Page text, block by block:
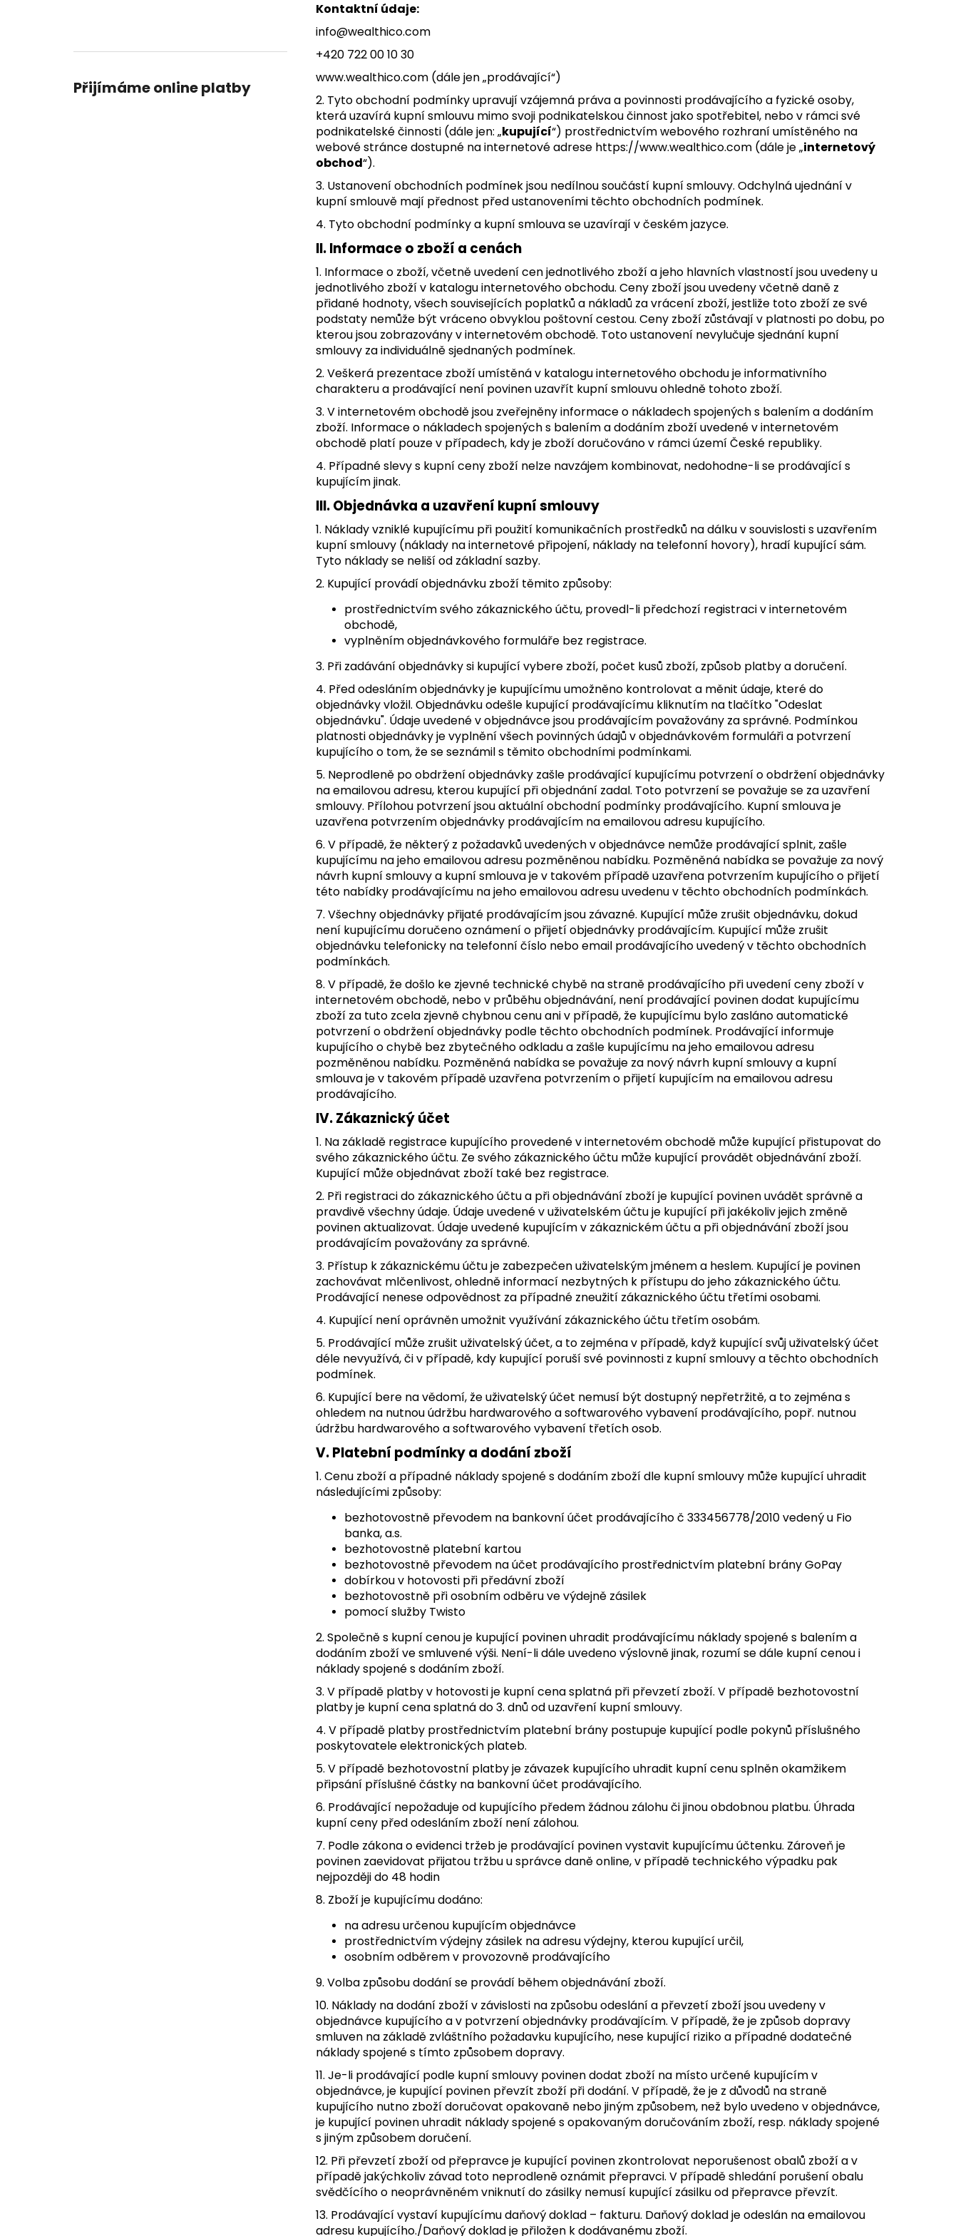
Přijímáme online platby
Kontaktní údaje:
info@wealthico.com
+420 722 00 10 30
www.wealthico.com (dále jen „prodávající“)
2. Tyto obchodní podmínky upravují vzájemná práva a povinnosti prodávajícího a fyzické osoby,
která uzavírá kupní smlouvu mimo svoji podnikatelskou činnost jako spotřebitel, nebo v rámci své
podnikatelské činnosti (dále jen: „kupující“) prostřednictvím webového rozhraní umístěného na
webové stránce dostupné na internetové adrese https://www.wealthico.com (dále je „internetový
obchod“).
3. Ustanovení obchodních podmínek jsou nedílnou součástí kupní smlouvy. Odchylná ujednání v
kupní smlouvě mají přednost před ustanoveními těchto obchodních podmínek.
4. Tyto obchodní podmínky a kupní smlouva se uzavírají v českém jazyce.
II. Informace o zboží a cenách
1. Informace o zboží, včetně uvedení cen jednotlivého zboží a jeho hlavních vlastností jsou uvedeny u
jednotlivého zboží v katalogu internetového obchodu. Ceny zboží jsou uvedeny včetně daně z
přidané hodnoty, všech souvisejících poplatků a nákladů za vrácení zboží, jestliže toto zboží ze své
podstaty nemůže být vráceno obvyklou poštovní cestou. Ceny zboží zůstávají v platnosti po dobu, po
kterou jsou zobrazovány v internetovém obchodě. Toto ustanovení nevylučuje sjednání kupní
smlouvy za individuálně sjednaných podmínek.
2. Veškerá prezentace zboží umístěná v katalogu internetového obchodu je informativního
charakteru a prodávající není povinen uzavřít kupní smlouvu ohledně tohoto zboží.
3. V internetovém obchodě jsou zveřejněny informace o nákladech spojených s balením a dodáním
zboží. Informace o nákladech spojených s balením a dodáním zboží uvedené v internetovém
obchodě platí pouze v případech, kdy je zboží doručováno v rámci území České republiky.
4. Případné slevy s kupní ceny zboží nelze navzájem kombinovat, nedohodne-li se prodávající s
kupujícím jinak.
III. Objednávka a uzavření kupní smlouvy
1. Náklady vzniklé kupujícímu při použití komunikačních prostředků na dálku v souvislosti s uzavřením
kupní smlouvy (náklady na internetové připojení, náklady na telefonní hovory), hradí kupující sám.
Tyto náklady se neliší od základní sazby.
2. Kupující provádí objednávku zboží těmito způsoby:
prostřednictvím svého zákaznického účtu, provedl-li předchozí registraci v internetovém
obchodě,
vyplněním objednávkového formuláře bez registrace.
3. Při zadávání objednávky si kupující vybere zboží, počet kusů zboží, způsob platby a doručení.
4. Před odesláním objednávky je kupujícímu umožněno kontrolovat a měnit údaje, které do
objednávky vložil. Objednávku odešle kupující prodávajícímu kliknutím na tlačítko "Odeslat
objednávku". Údaje uvedené v objednávce jsou prodávajícím považovány za správné. Podmínkou
platnosti objednávky je vyplnění všech povinných údajů v objednávkovém formuláři a potvrzení
kupujícího o tom, že se seznámil s těmito obchodními podmínkami.
5. Neprodleně po obdržení objednávky zašle prodávající kupujícímu potvrzení o obdržení objednávky
na emailovou adresu, kterou kupující při objednání zadal. Toto potvrzení se považuje se za uzavření
smlouvy. Přílohou potvrzení jsou aktuální obchodní podmínky prodávajícího. Kupní smlouva je
uzavřena potvrzením objednávky prodávajícím na emailovou adresu kupujícího.
6. V případě, že některý z požadavků uvedených v objednávce nemůže prodávající splnit, zašle
kupujícímu na jeho emailovou adresu pozměněnou nabídku. Pozměněná nabídka se považuje za nový
návrh kupní smlouvy a kupní smlouva je v takovém případě uzavřena potvrzením kupujícího o přijetí
této nabídky prodávajícímu na jeho emailovou adresu uvedenu v těchto obchodních podmínkách.
7. Všechny objednávky přijaté prodávajícím jsou závazné. Kupující může zrušit objednávku, dokud
není kupujícímu doručeno oznámení o přijetí objednávky prodávajícím. Kupující může zrušit
objednávku telefonicky na telefonní číslo nebo email prodávajícího uvedený v těchto obchodních
podmínkách.
8. V případě, že došlo ke zjevné technické chybě na straně prodávajícího při uvedení ceny zboží v
internetovém obchodě, nebo v průběhu objednávání, není prodávající povinen dodat kupujícímu
zboží za tuto zcela zjevně chybnou cenu ani v případě, že kupujícímu bylo zasláno automatické
potvrzení o obdržení objednávky podle těchto obchodních podmínek. Prodávající informuje
kupujícího o chybě bez zbytečného odkladu a zašle kupujícímu na jeho emailovou adresu
pozměněnou nabídku. Pozměněná nabídka se považuje za nový návrh kupní smlouvy a kupní
smlouva je v takovém případě uzavřena potvrzením o přijetí kupujícím na emailovou adresu
prodávajícího.
IV. Zákaznický účet
1. Na základě registrace kupujícího provedené v internetovém obchodě může kupující přistupovat do
svého zákaznického účtu. Ze svého zákaznického účtu může kupující provádět objednávání zboží.
Kupující může objednávat zboží také bez registrace.
2. Při registraci do zákaznického účtu a při objednávání zboží je kupující povinen uvádět správně a
pravdivě všechny údaje. Údaje uvedené v uživatelském účtu je kupující při jakékoliv jejich změně
povinen aktualizovat. Údaje uvedené kupujícím v zákaznickém účtu a při objednávání zboží jsou
prodávajícím považovány za správné.
3. Přístup k zákaznickému účtu je zabezpečen uživatelským jménem a heslem. Kupující je povinen
zachovávat mlčenlivost, ohledně informací nezbytných k přístupu do jeho zákaznického účtu.
Prodávající nenese odpovědnost za případné zneužití zákaznického účtu třetími osobami.
4. Kupující není oprávněn umožnit využívání zákaznického účtu třetím osobám.
5. Prodávající může zrušit uživatelský účet, a to zejména v případě, když kupující svůj uživatelský účet
déle nevyužívá, či v případě, kdy kupující poruší své povinnosti z kupní smlouvy a těchto obchodních
podmínek.
6. Kupující bere na vědomí, že uživatelský účet nemusí být dostupný nepřetržitě, a to zejména s
ohledem na nutnou údržbu hardwarového a softwarového vybavení prodávajícího, popř. nutnou
údržbu hardwarového a softwarového vybavení třetích osob.
V. Platební podmínky a dodání zboží
1. Cenu zboží a případné náklady spojené s dodáním zboží dle kupní smlouvy může kupující uhradit
následujícími způsoby:
bezhotovostně převodem na bankovní účet prodávajícího č 333456778/2010 vedený u Fio
banka, a.s.
bezhotovostně platební kartou
bezhotovostně převodem na účet prodávajícího prostřednictvím platební brány GoPay
dobírkou v hotovosti při předávní zboží
bezhotovostně při osobním odběru ve výdejně zásilek
pomocí služby Twisto
2. Společně s kupní cenou je kupující povinen uhradit prodávajícímu náklady spojené s balením a
dodáním zboží ve smluvené výši. Není-li dále uvedeno výslovně jinak, rozumí se dále kupní cenou i
náklady spojené s dodáním zboží.
3. V případě platby v hotovosti je kupní cena splatná při převzetí zboží. V případě bezhotovostní
platby je kupní cena splatná do 3. dnů od uzavření kupní smlouvy.
4. V případě platby prostřednictvím platební brány postupuje kupující podle pokynů příslušného
poskytovatele elektronických plateb.
5. V případě bezhotovostní platby je závazek kupujícího uhradit kupní cenu splněn okamžikem
připsání příslušné částky na bankovní účet prodávajícího.
6. Prodávající nepožaduje od kupujícího předem žádnou zálohu či jinou obdobnou platbu. Úhrada
kupní ceny před odesláním zboží není zálohou.
7. Podle zákona o evidenci tržeb je prodávající povinen vystavit kupujícímu účtenku. Zároveň je
povinen zaevidovat přijatou tržbu u správce daně online, v případě technického výpadku pak
nejpozději do 48 hodin
8. Zboží je kupujícímu dodáno:
na adresu určenou kupujícím objednávce
prostřednictvím výdejny zásilek na adresu výdejny, kterou kupující určil,
osobním odběrem v provozovně prodávajícího
9. Volba způsobu dodání se provádí během objednávání zboží.
10. Náklady na dodání zboží v závislosti na způsobu odeslání a převzetí zboží jsou uvedeny v
objednávce kupujícího a v potvrzení objednávky prodávajícím. V případě, že je způsob dopravy
smluven na základě zvláštního požadavku kupujícího, nese kupující riziko a případné dodatečné
náklady spojené s tímto způsobem dopravy.
11. Je-li prodávající podle kupní smlouvy povinen dodat zboží na místo určené kupujícím v
objednávce, je kupující povinen převzít zboží při dodání. V případě, že je z důvodů na straně
kupujícího nutno zboží doručovat opakovaně nebo jiným způsobem, než bylo uvedeno v objednávce,
je kupující povinen uhradit náklady spojené s opakovaným doručováním zboží, resp. náklady spojené
s jiným způsobem doručení.
12. Při převzetí zboží od přepravce je kupující povinen zkontrolovat neporušenost obalů zboží a v
případě jakýchkoliv závad toto neprodleně oznámit přepravci. V případě shledání porušení obalu
svědčícího o neoprávněném vniknutí do zásilky nemusí kupující zásilku od přepravce převzít.
13. Prodávající vystaví kupujícímu daňový doklad – fakturu. Daňový doklad je odeslán na emailovou
adresu kupujícího./Daňový doklad je přiložen k dodávanému zboží.